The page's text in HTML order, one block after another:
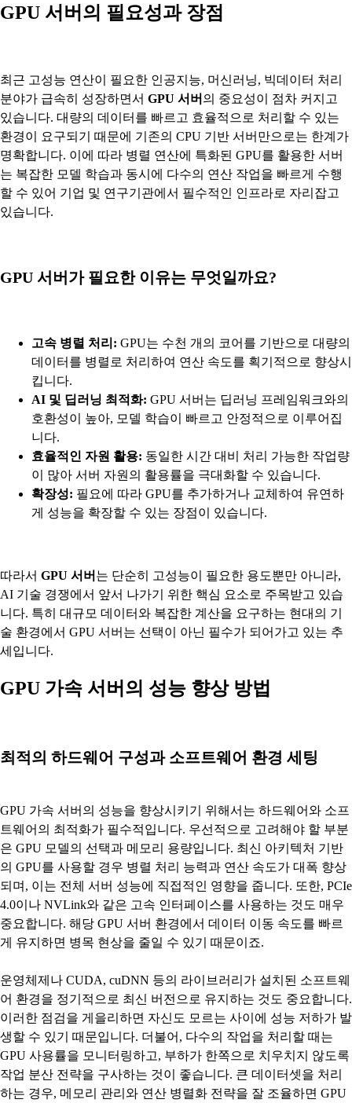
GPU 서버의 필요성과 장점
최근 고성능 연산이 필요한 인공지능, 머신러닝, 빅데이터 처리
분야가 급속히 성장하면서 GPU 서버 의 중요성이 점차 커지고
있습니다. 대량의 데이터를 빠르고 효율적으로 처리할 수 있는
환경이 요구되기 때문에 기존의 CPU 기반 서버만으로는 한계가
명확합니다. 이에 따라 병렬 연산에 특화된 GPU를 활용한 서버
는 복잡한 모델 학습과 동시에 다수의 연산 작업을 빠르게 수행
할 수 있어 기업 및 연구기관에서 필수적인 인프라로 자리잡고
있습니다.
GPU 서버가 필요한 이유는 무엇일까요?
고속 병렬 처리: GPU는 수천 개의 코어를 기반으로 대량의
데이터를 병렬로 처리하여 연산 속도를 획기적으로 향상시
킵니다.
AI 및 딥러닝 최적화: GPU 서버는 딥러닝 프레임워크와의
호환성이 높아, 모델 학습이 빠르고 안정적으로 이루어집
니다.
효율적인 자원 활용: 동일한 시간 대비 처리 가능한 작업량
이 많아 서버 자원의 활용률을 극대화할 수 있습니다.
확장성: 필요에 따라 GPU를 추가하거나 교체하여 유연하
게 성능을 확장할 수 있는 장점이 있습니다.
따라서 GPU 서버 는 단순히 고성능이 필요한 용도뿐만 아니라,
AI 기술 경쟁에서 앞서 나가기 위한 핵심 요소로 주목받고 있습
니다. 특히 대규모 데이터와 복잡한 계산을 요구하는 현대의 기
술 환경에서 GPU 서버는 선택이 아닌 필수가 되어가고 있는 추
세입니다.
GPU 가속 서버의 성능 향상 방법
최적의 하드웨어 구성과 소프트웨어 환경 세팅
GPU 가속 서버의 성능을 향상시키기 위해서는 하드웨어와 소프
트웨어의 최적화가 필수적입니다. 우선적으로 고려해야 할 부분
은 GPU 모델의 선택과 메모리 용량입니다. 최신 아키텍처 기반
의 GPU를 사용할 경우 병렬 처리 능력과 연산 속도가 대폭 향상
되며, 이는 전체 서버 성능에 직접적인 영향을 줍니다. 또한, PCIe
4.0이나 NVLink와 같은 고속 인터페이스를 사용하는 것도 매우
중요합니다. 해당 GPU 서버 환경에서 데이터 이동 속도를 빠르
게 유지하면 병목 현상을 줄일 수 있기 때문이죠.
운영체제나 CUDA, cuDNN 등의 라이브러리가 설치된 소프트웨
어 환경을 정기적으로 최신 버전으로 유지하는 것도 중요합니다.
이러한 점검을 게을리하면 자신도 모르는 사이에 성능 저하가 발
생할 수 있기 때문입니다. 더불어, 다수의 작업을 처리할 때는
GPU 사용률을 모니터링하고, 부하가 한쪽으로 치우치지 않도록
작업 분산 전략을 구사하는 것이 좋습니다. 큰 데이터셋을 처리
하는 경우, 메모리 관리와 연산 병렬화 전략을 잘 조율하면 GPU